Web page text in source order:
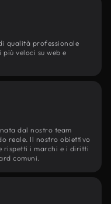
qualità professionale
veloci su web e
dal nostro team
reale. Il nostro obiettivo
rispetti i marchi e i diritti
comuni.